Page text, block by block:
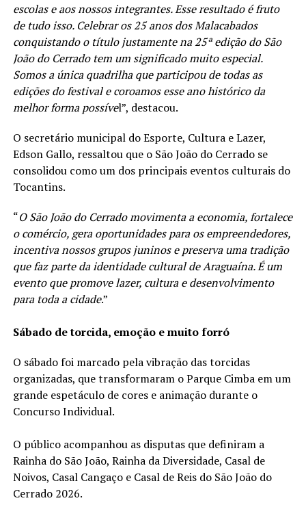
escolas e aos nossos integrantes. Esse resultado é fruto
de tudo isso. Celebrar os 25 anos dos Malacabados
conquistando o título justamente na 25ª edição do São
João do Cerrado tem um significado muito especial.
Somos a única quadrilha que participou de todas as
edições do festival e coroamos esse ano histórico da
melhor forma possível”, destacou.
O secretário municipal do Esporte, Cultura e Lazer,
Edson Gallo, ressaltou que o São João do Cerrado se
consolidou como um dos principais eventos culturais do
Tocantins.
“O São João do Cerrado movimenta a economia, fortalece
o comércio, gera oportunidades para os empreendedores,
incentiva nossos grupos juninos e preserva uma tradição
que faz parte da identidade cultural de Araguaína. É um
evento que promove lazer, cultura e desenvolvimento
para toda a cidade.”
Sábado de torcida, emoção e muito forró
O sábado foi marcado pela vibração das torcidas
organizadas, que transformaram o Parque Cimba em um
grande espetáculo de cores e animação durante o
Concurso Individual.
O público acompanhou as disputas que definiram a
Rainha do São João, Rainha da Diversidade, Casal de
Noivos, Casal Cangaço e Casal de Reis do São João do
Cerrado 2026.